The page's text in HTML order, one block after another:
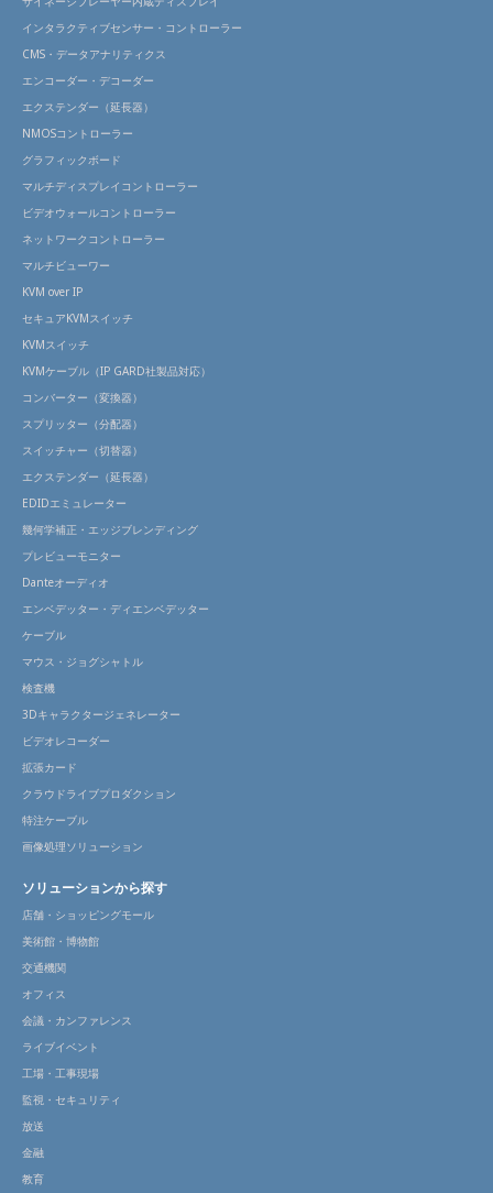
インタラクティブセンサー・コントローラー
CMS・データアナリティクス
エンコーダー・デコーダー
エクステンダー（延長器）
NMOSコントローラー
グラフィックボード
マルチディスプレイコントローラー
ビデオウォールコントローラー
ネットワークコントローラー
マルチビューワー
KVM over IP
セキュアKVMスイッチ
KVMスイッチ
KVMケーブル（IP GARD社製品対応）
コンバーター（変換器）
スプリッター（分配器）
スイッチャー（切替器）
エクステンダー（延長器）
EDIDエミュレーター
幾何学補正・エッジブレンディング
プレビューモニター
Danteオーディオ
エンベデッター・ディエンベデッター
ケーブル
マウス・ジョグシャトル
検査機
3Dキャラクタージェネレーター
ビデオレコーダー
拡張カード
クラウドライブプロダクション
特注ケーブル
画像処理ソリューション
ソリューションから探す
店舗・ショッピングモール
美術館・博物館
交通機関
オフィス
会議・カンファレンス
ライブイベント
工場・工事現場
監視・セキュリティ
放送
金融
教育